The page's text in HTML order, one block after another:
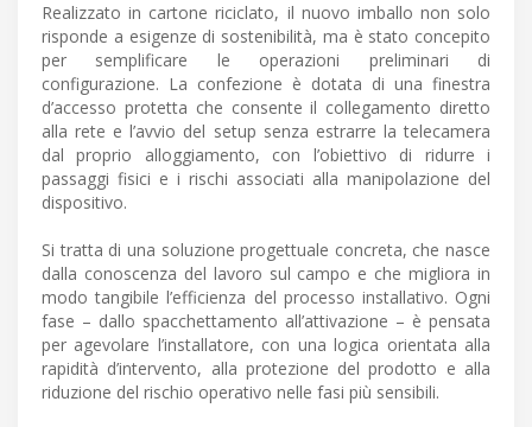
Realizzato in cartone riciclato, il nuovo imballo non solo
risponde a esigenze di sostenibilità, ma è stato concepito
per semplificare le operazioni preliminari di
configurazione. La confezione è dotata di una finestra
d’accesso protetta che consente il collegamento diretto
alla rete e l’avvio del setup senza estrarre la telecamera
dal proprio alloggiamento, con l’obiettivo di ridurre i
passaggi fisici e i rischi associati alla manipolazione del
dispositivo.
Si tratta di una soluzione progettuale concreta, che nasce
dalla conoscenza del lavoro sul campo e che migliora in
modo tangibile l’efficienza del processo installativo. Ogni
fase – dallo spacchettamento all’attivazione – è pensata
per agevolare l’installatore, con una logica orientata alla
rapidità d’intervento, alla protezione del prodotto e alla
riduzione del rischio operativo nelle fasi più sensibili.